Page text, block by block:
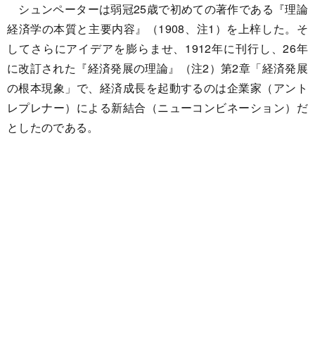
シュンペーターは弱冠25歳で初めての著作である『理論
経済学の本質と主要内容』（1908、注1）を上梓した。そ
してさらにアイデアを膨らませ、1912年に刊行し、26年
に改訂された『経済発展の理論』（注2）第2章「経済発展
の根本現象」で、経済成長を起動するのは企業家（アント
レプレナー）による新結合（ニューコンビネーション）だ
としたのである。